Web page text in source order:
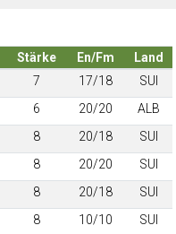
Stärke En/Fm
Land
7 17/18
SUI
6 20/20
ALB
8 20/18
SUI
8 20/20
SUI
8 20/18
SUI
8 10/10
SUI